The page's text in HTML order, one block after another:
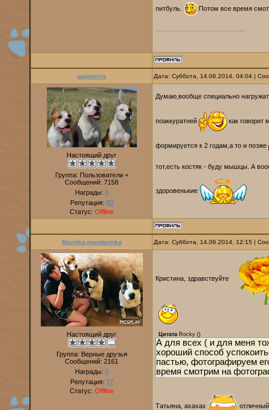
питбуль.
Потом все время
шарлотта Дата: Суббота, 14.06.2014, 04:04 |
Настоящий друг
Группа: Пользователи +
Сообщений: 7158
Награды: 0
Репутация: 83
Статус: Offline
Думаю,вообще специально
поаккуратней как
формируется к 2 годам,а то и позже
тот,есть костяк - буду мышцы. А
здоровенькие
Marinka-mandarinka Дата: Суббота, 14.06.2014, 12:15 |
Настоящий друг
Группа: Верные друзья
Сообщений: 2161
Награды: 0
Репутация: 77
Статус: Offline
Кристина, здравствуйте
Цитата Rocky ()
А для всех ( и для меня
хороший способ
пастью, фотографируем
время смотрим на
Татьяна, ахахах